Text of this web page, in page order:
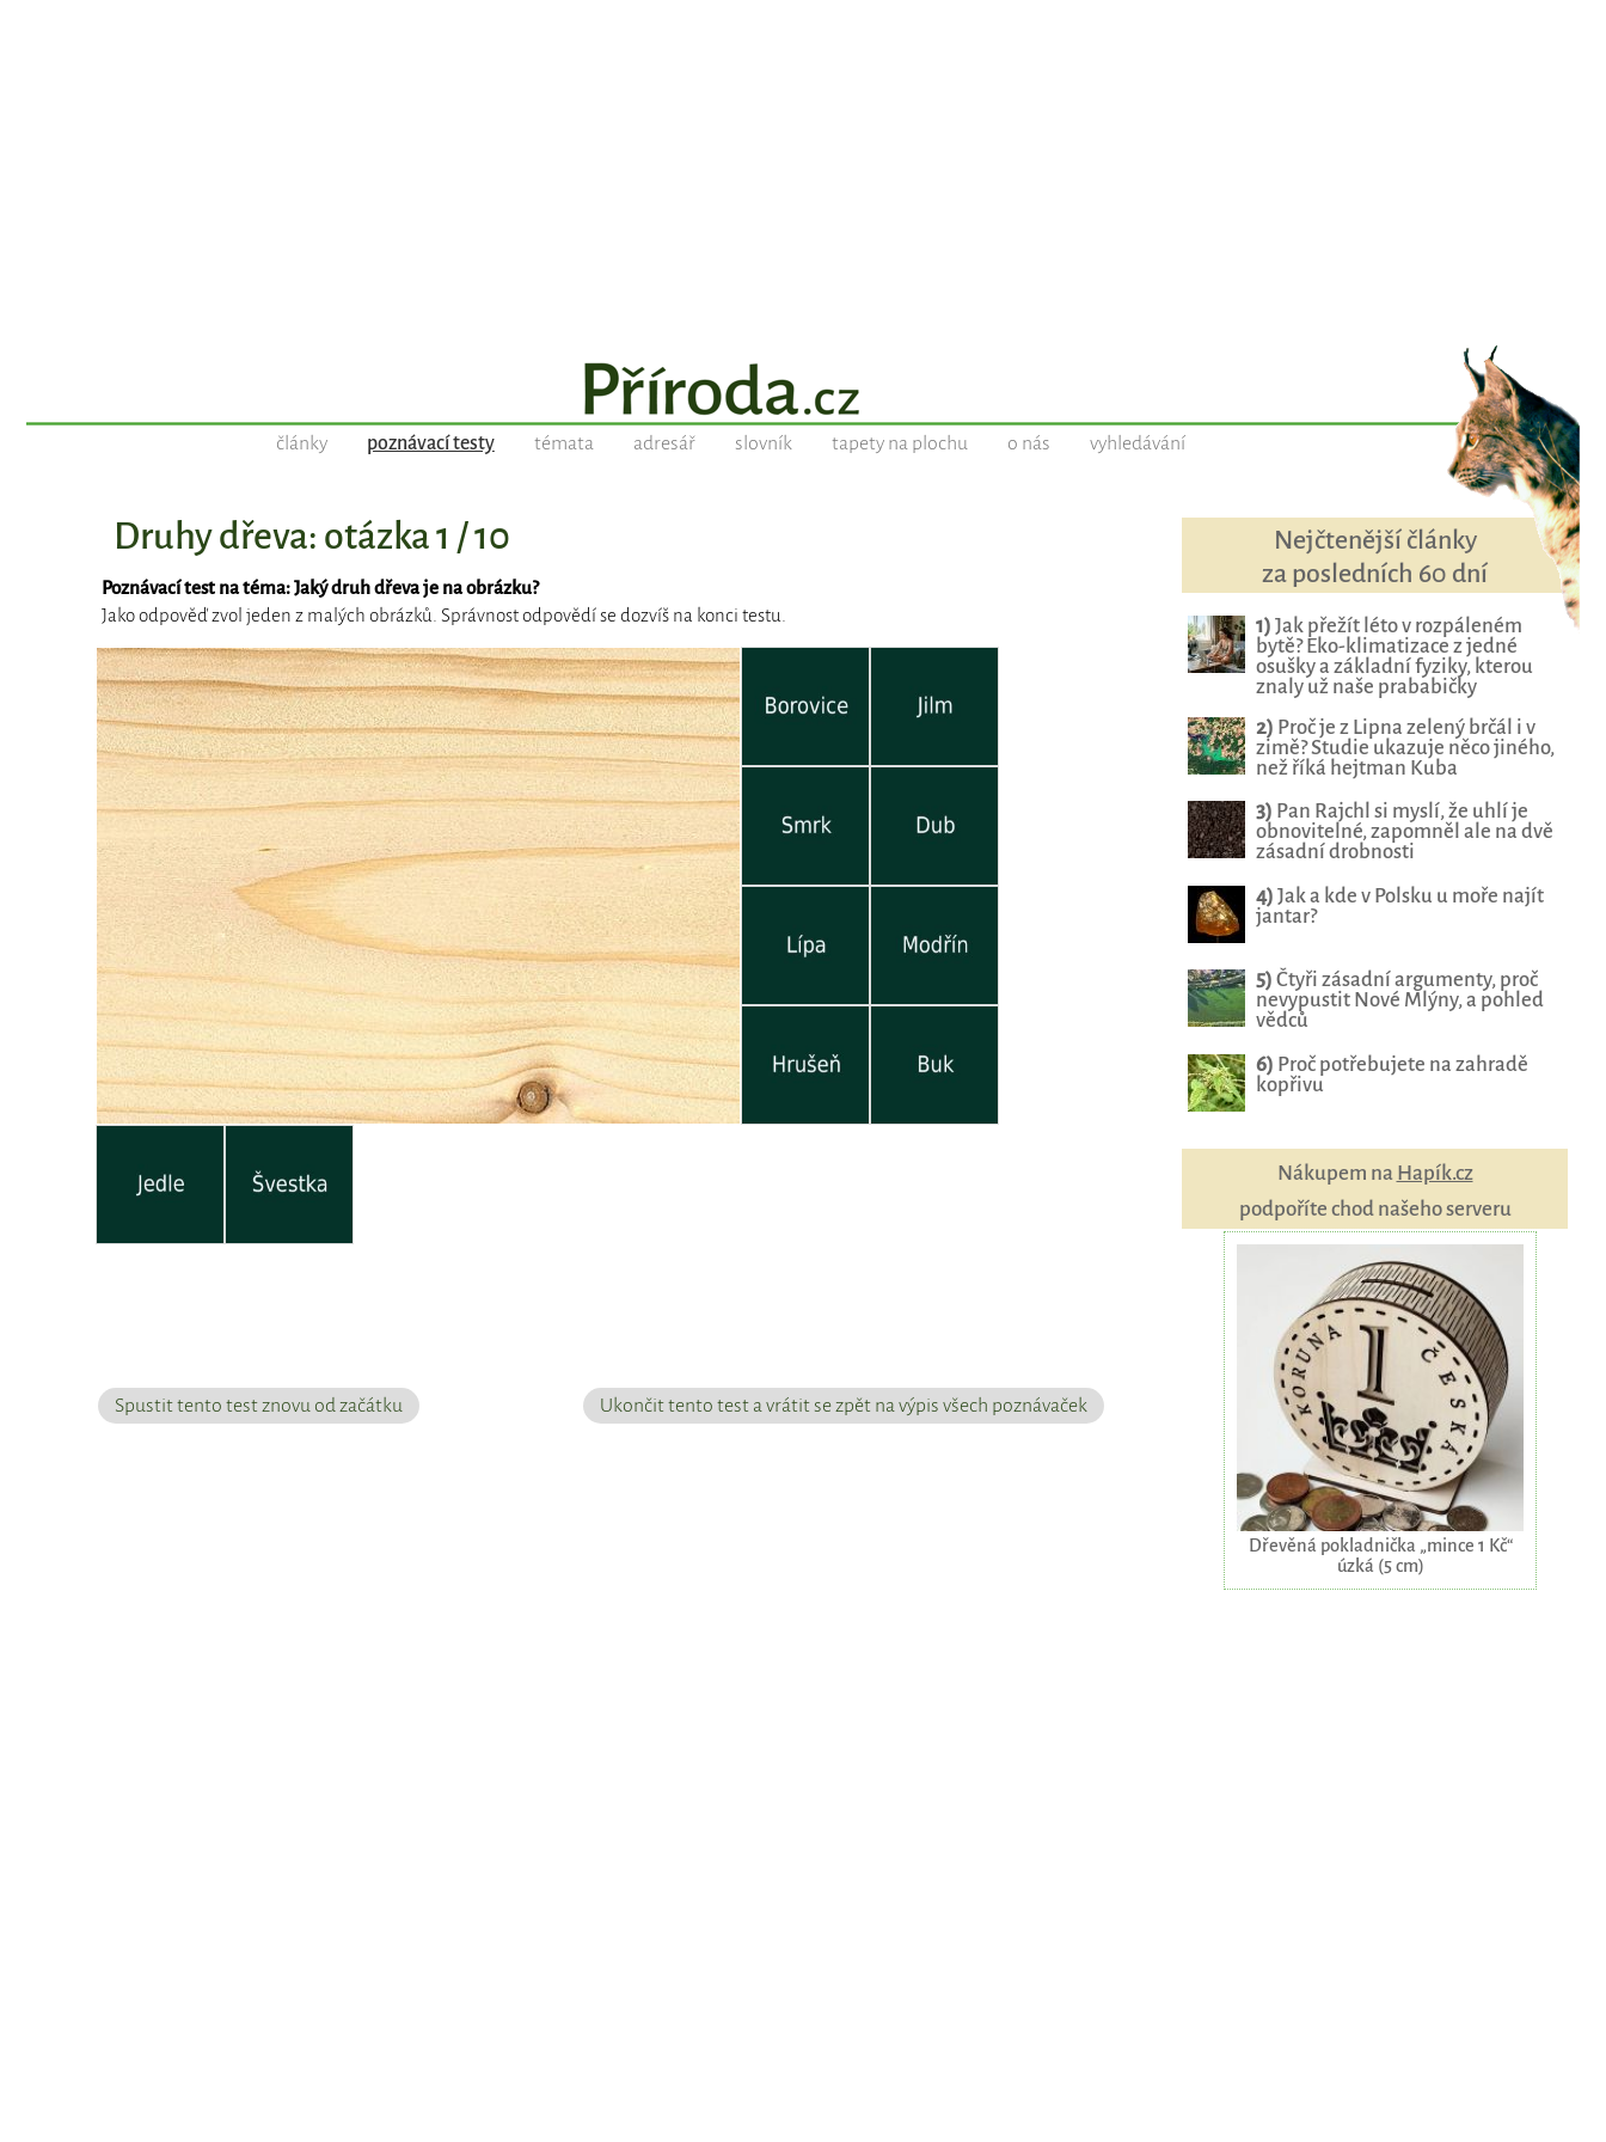
články poznávací testy témata adresář slovník tapety na plochu o nás vyhledávání
Druhy dřeva: otázka 1 / 10
Poznávací test na téma: Jaký druh dřeva je na obrázku?
Jako odpověď zvol jeden z malých obrázků. Správnost odpovědí se dozvíš na konci testu.
Nejčtenější články
za posledních 60 dní
1) Jak přežít léto v rozpáleném
bytě? Eko-klimatizace z jedné
osušky a základní fyziky, kterou
znaly už naše prababičky
2) Proč je z Lipna zelený brčál i v
zimě? Studie ukazuje něco jiného,
než říká hejtman Kuba
3) Pan Rajchl si myslí, že uhlí je
obnovitelné, zapomněl ale na dvě
zásadní drobnosti
4) Jak a kde v Polsku u moře najít
jantar?
5) Čtyři zásadní argumenty, proč
nevypustit Nové Mlýny, a pohled
vědců
6) Proč potřebujete na zahradě
kopřivu
Nákupem na Hapík.cz
podpoříte chod našeho serveru
Dřevěná pokladnička „mince 1 Kč“
úzká (5 cm)